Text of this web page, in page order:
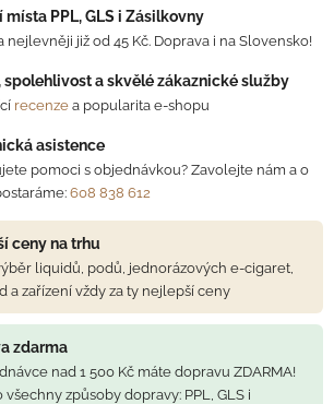
místa PPL, GLS i Zásilkovny
nejlevněji již od 45 Kč. Doprava i na Slovensko!
spolehlivost a skvělé zákaznické služby
recenze a popularita e-shopu
asistence
pomoci s objednávkou? Zavolejte nám a o
608 838 612
ceny na trhu
liquidů, podů, jednorázových e-cigaret,
a zařízení vždy za ty nejlepší ceny
zdarma
nad 1 500 Kč máte dopravu ZDARMA!
všechny způsoby dopravy: PPL, GLS i